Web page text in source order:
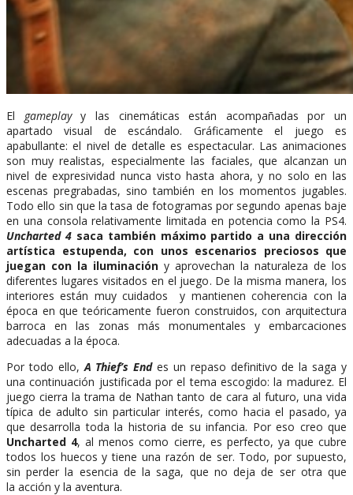
El gameplayy las cinemáticas están acompañadas por un
apartado visual de escándalo. Gráficamente el juego es
apabullante: el nivel de detalle es espectacular. Las animaciones
son muy realistas, especialmente las faciales, que alcanzan un
nivel de expresividad nunca visto hasta ahora, y no solo en las
escenas pregrabadas, sino también en los momentos jugables.
Todo ello sin que la tasa de fotogramas por segundo apenas baje
en una consola relativamente limitada en potencia como la PS4.
Uncharted 4 saca también máximo partido a una dirección
artística estupenda, con unos escenarios preciosos que
juegan con la iluminación y aprovechan la naturaleza de los
diferentes lugares visitados en el juego. De la misma manera, los
interiores están muy cuidados y mantienen coherencia con la
época en que teóricamente fueron construidos, con arquitectura
barroca en las zonas más monumentales y embarcaciones
adecuadas a la época.
Por todo ello, A Thief’s Endes un repaso definitivo de la saga y
una continuación justificada por el tema escogido: la madurez. El
juego cierra la trama de Nathan tanto de cara al futuro, una vida
típica de adulto sin particular interés, como hacia el pasado, ya
que desarrolla toda la historia de su infancia. Por eso creo que
Uncharted 4, al menos como cierre, es perfecto, ya que cubre
todos los huecos y tiene una razón de ser. Todo, por supuesto,
sin perder la esencia de la saga, que no deja de ser otra que
la acción y la aventura.